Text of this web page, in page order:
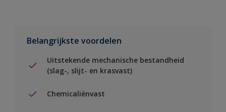
Belangrijkste voordelen
Uitstekende mechanische bestandheid
(slag-, slijt- en krasvast)
Chemicaliënvast